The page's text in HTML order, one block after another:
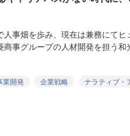
事畑を歩み、現在は兼務にてヒ
商事グループの人材開発を担う
業開発 企業戦略
ナラティブ・